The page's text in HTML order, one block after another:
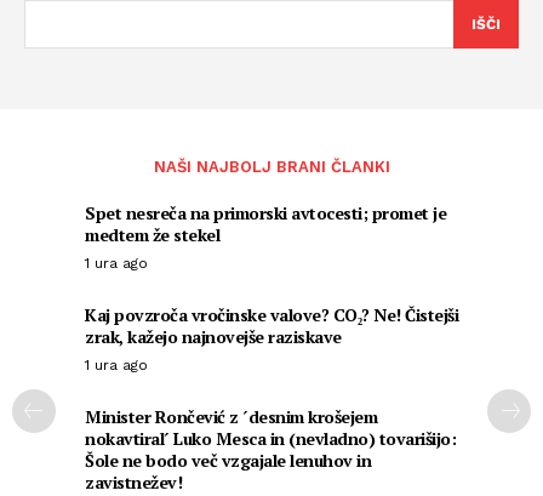
IŠČI
NAŠI NAJBOLJ BRANI ČLANKI
Spet nesreča na primorski avtocesti; promet je
medtem že stekel
1 ura ago
Kaj povzroča vročinske valove? CO₂? Ne! Čistejši
zrak, kažejo najnovejše raziskave
1 ura ago
Minister Rončević z ´desnim krošejem
nokavtiral´ Luko Mesca in (nevladno) tovarišijo:
Šole ne bodo več vzgajale lenuhov in
zavistnežev!